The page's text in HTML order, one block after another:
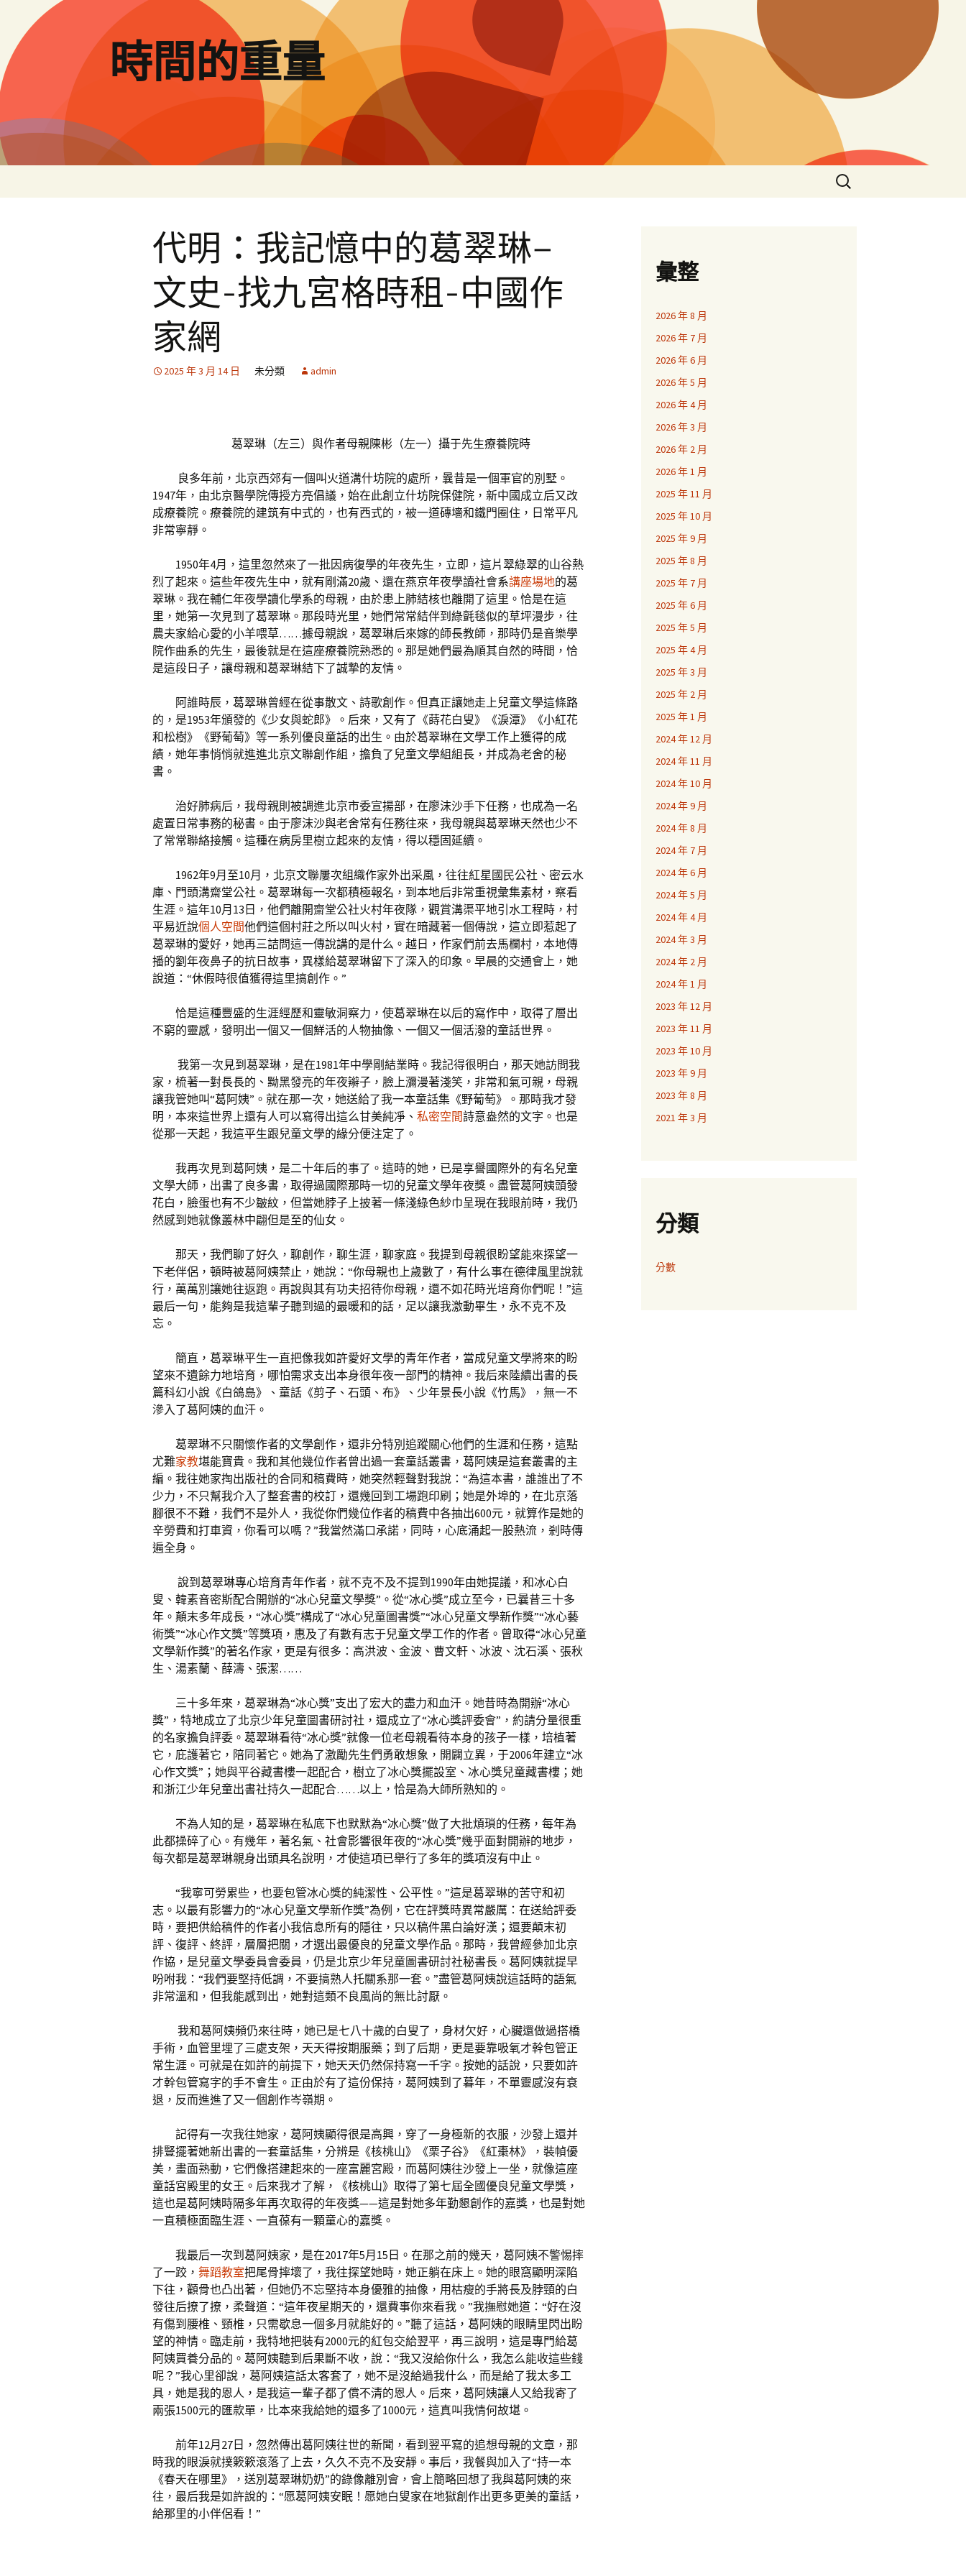
要
內
容
時間的重量
搜
尋
代明：我記憶中的葛翠琳–
文史-找九宮格時租-中國作
家網
2025 年 3 月 14 日 未分類 admin
葛翠琳（左三）與作者母親陳彬（左一）攝于先生療養院時
良多年前，北京西郊有一個叫火道溝什坊院的處所，曩昔是一個軍官的別墅。
1947年，由北京醫學院傳授方亮倡議，始在此創立什坊院保健院，新中國成立后又改
成療養院。療養院的建筑有中式的，也有西式的，被一道磚墻和鐵門圈住，日常平凡
非常寧靜。
1950年4月，這里忽然來了一批因病復學的年夜先生，立即，這片翠綠翠的山谷熱
烈了起來。這些年夜先生中，就有剛滿20歲、還在燕京年夜學讀社會系講座場地的葛
翠琳。我在輔仁年夜學讀化學系的母親，由於患上肺結核也離開了這里。恰是在這
里，她第一次見到了葛翠琳。那段時光里，她們常常結伴到綠氈毯似的草坪漫步，往
農夫家給心愛的小羊喂草……據母親說，葛翠琳后來嫁的師長教師，那時仍是音樂學
院作曲系的先生，最後就是在這座療養院熟悉的。那是她們最為順其自然的時間，恰
是這段日子，讓母親和葛翠琳結下了誠摯的友情。
阿誰時辰，葛翠琳曾經在從事散文、詩歌創作。但真正讓她走上兒童文學這條路
的，是1953年頒發的《少女與蛇郎》。后來，又有了《蒔花白叟》《淚潭》《小紅花
和松樹》《野葡萄》等一系列優良童話的出生。由於葛翠琳在文學工作上獲得的成
績，她年事悄悄就進進北京文聯創作組，擔負了兒童文學組組長，并成為老舍的秘
書。
治好肺病后，我母親則被調進北京市委宣揚部，在廖沫沙手下任務，也成為一名
處置日常事務的秘書。由于廖沫沙與老舍常有任務往來，我母親與葛翠琳天然也少不
了常常聯絡接觸。這種在病房里樹立起來的友情，得以穩固延續。
1962年9月至10月，北京文聯屢次組織作家外出采風，往往紅星國民公社、密云水
庫、門頭溝齋堂公社。葛翠琳每一次都積極報名，到本地后非常重視彙集素材，察看
生涯。這年10月13日，他們離開齋堂公社火村年夜隊，觀賞溝渠平地引水工程時，村
平易近說個人空間他們這個村莊之所以叫火村，實在暗藏著一個傳說，這立即惹起了
葛翠琳的愛好，她再三詰問這一傳說講的是什么。越日，作家們前去馬欄村，本地傳
播的劉年夜鼻子的抗日故事，異樣給葛翠琳留下了深入的印象。早晨的交通會上，她
說道：“休假時很值獲得這里搞創作。”
恰是這種豐盛的生涯經歷和靈敏洞察力，使葛翠琳在以后的寫作中，取得了層出
不窮的靈感，發明出一個又一個鮮活的人物抽像、一個又一個活潑的童話世界。
我第一次見到葛翠琳，是在1981年中學剛結業時。我記得很明白，那天她訪問我
家，梳著一對長長的、黝黑發亮的年夜辮子，臉上瀰漫著淺笑，非常和氣可親，母親
讓我管她叫“葛阿姨”。就在那一次，她送給了我一本童話集《野葡萄》。那時我才發
明，本來這世界上還有人可以寫得出這么甘美純凈、 私密空間詩意盎然的文字。也是
從那一天起，我這平生跟兒童文學的緣分便注定了。
我再次見到葛阿姨，是二十年后的事了。這時的她，已是享譽國際外的有名兒童
文學大師，出書了良多書，取得過國際那時一切的兒童文學年夜獎。盡管葛阿姨頭發
花白，臉蛋也有不少皺紋，但當她脖子上披著一條淺綠色紗巾呈現在我眼前時，我仍
然感到她就像叢林中翩但是至的仙女。
那天，我們聊了好久，聊創作，聊生涯，聊家庭。我提到母親很盼望能來探望一
下老伴侶，頓時被葛阿姨禁止，她說：“你母親也上歲數了，有什么事在德律風里說就
行，萬萬別讓她往返跑。再說與其有功夫招待你母親，還不如花時光培育你們呢！”這
最后一句，能夠是我這輩子聽到過的最暖和的話，足以讓我激動畢生，永不克不及
忘。
簡直，葛翠琳平生一直把像我如許愛好文學的青年作者，當成兒童文學將來的盼
望來不遺餘力地培育，哪怕需求支出本身很年夜一部門的精神。我后來陸續出書的長
篇科幻小說《白鴿島》、童話《剪子、石頭、布》、少年景長小說《竹馬》，無一不
滲入了葛阿姨的血汗。
葛翠琳不只關懷作者的文學創作，還非分特別追蹤關心他們的生涯和任務，這點
尤難家教堪能寶貴。我和其他幾位作者曾出過一套童話叢書，葛阿姨是這套叢書的主
編。我往她家掏出版社的合同和稿費時，她突然輕聲對我說：“為這本書，誰誰出了不
少力，不只幫我介入了整套書的校訂，還幾回到工場跑印刷；她是外埠的，在北京落
腳很不不難，我們不是外人，我從你們幾位作者的稿費中各抽出600元，就算作是她的
辛勞費和打車資，你看可以嗎？”我當然滿口承諾，同時，心底涌起一股熱流，剎時傳
遍全身。
說到葛翠琳專心培育青年作者，就不克不及不提到1990年由她提議，和冰心白
叟、韓素音密斯配合開辦的“冰心兒童文學獎”。從“冰心獎”成立至今，已曩昔三十多
年。顛末多年成長，“冰心獎”構成了“冰心兒童圖書獎”“冰心兒童文學新作獎”“冰心藝
術獎”“冰心作文獎”等獎項，惠及了有數有志于兒童文學工作的作者。曾取得“冰心兒童
文學新作獎”的著名作家，更是有很多：高洪波、金波、曹文軒、冰波、沈石溪、張秋
生、湯素蘭、薛濤、張潔……
三十多年來，葛翠琳為“冰心獎”支出了宏大的盡力和血汗。她昔時為開辦“冰心
獎”，特地成立了北京少年兒童圖書研討社，還成立了“冰心獎評委會”，約請分量很重
的名家擔負評委。葛翠琳看待“冰心獎”就像一位老母親看待本身的孩子一樣，培植著
它，庇護著它，陪同著它。她為了激勵先生們勇敢想象，開闢立異，于2006年建立“冰
心作文獎”；她與平谷藏書樓一起配合，樹立了冰心獎擺設室、冰心獎兒童藏書樓；她
和浙江少年兒童出書社持久一起配合……以上，恰是為大師所熟知的。
不為人知的是，葛翠琳在私底下也默默為“冰心獎”做了大批煩瑣的任務，每年為
此都操碎了心。有幾年，著名氣、社會影響很年夜的“冰心獎”幾乎面對開辦的地步，
每次都是葛翠琳親身出頭具名說明，才使這項已舉行了多年的獎項沒有中止。
“我寧可勞累些，也要包管冰心獎的純潔性、公平性。”這是葛翠琳的苦守和初
志。以最有影響力的“冰心兒童文學新作獎”為例，它在評獎時異常嚴厲：在送給評委
時，要把供給稿件的作者小我信息所有的隱往，只以稿件黑白論好漢；還要顛末初
評、復評、終評，層層把關，才選出最優良的兒童文學作品。那時，我曾經參加北京
作協，是兒童文學委員會委員，仍是北京少年兒童圖書研討社秘書長。葛阿姨就提早
吩咐我：“我們要堅持低調，不要搞熟人托關系那一套。”盡管葛阿姨說這話時的語氣
非常溫和，但我能感到出，她對這類不良風尚的無比討厭。
我和葛阿姨頻仍來往時，她已是七八十歲的白叟了，身材欠好，心臟還做過搭橋
手術，血管里埋了三處支架，天天得按期服藥；到了后期，更是要靠吸氧才幹包管正
常生涯。可就是在如許的前提下，她天天仍然保持寫一千字。按她的話說，只要如許
才幹包管寫字的手不會生。正由於有了這份保持，葛阿姨到了暮年，不單靈感沒有衰
退，反而進進了又一個創作岑嶺期。
記得有一次我往她家，葛阿姨顯得很是高興，穿了一身極新的衣服，沙發上還并
排豎擺著她新出書的一套童話集，分辨是《核桃山》《栗子谷》《紅棗林》，裝幀優
美，畫面熟動，它們像搭建起來的一座富麗宮殿，而葛阿姨往沙發上一坐，就像這座
童話宮殿里的女王。后來我才了解，《核桃山》取得了第七屆全國優良兒童文學獎，
這也是葛阿姨時隔多年再次取得的年夜獎——這是對她多年勤懇創作的嘉獎，也是對她
一直積極面臨生涯、一直葆有一顆童心的嘉獎。
我最后一次到葛阿姨家，是在2017年5月15日。在那之前的幾天，葛阿姨不警惕摔
了一跤， 舞蹈教室把尾骨摔壞了，我往探望她時，她正躺在床上。她的眼窩顯明深陷
下往，顴骨也凸出著，但她仍不忘堅持本身優雅的抽像，用枯瘦的手將長及脖頸的白
發往后撩了撩，柔聲道：“這年夜星期天的，還費事你來看我。”我撫慰她道：“好在沒
有傷到腰椎、頸椎，只需歇息一個多月就能好的。”聽了這話，葛阿姨的眼睛里閃出盼
望的神情。臨走前，我特地把裝有2000元的紅包交給翌平，再三說明，這是專門給葛
阿姨買養分品的。葛阿姨聽到后果斷不收，說：“我又沒給你什么，我怎么能收這些錢
呢？”我心里卻說，葛阿姨這話太客套了，她不是沒給過我什么，而是給了我太多工
具，她是我的恩人，是我這一輩子都了償不清的恩人。后來，葛阿姨讓人又給我寄了
兩張1500元的匯款單，比本來我給她的還多了1000元，這真叫我情何故堪。
前年12月27日，忽然傳出葛阿姨往世的新聞，看到翌平寫的追想母親的文章，那
時我的眼淚就撲簌簌滾落了上去，久久不克不及安靜。事后，我餐與加入了“持一本
《春天在哪里》，送別葛翠琳奶奶”的錄像離別會，會上簡略回想了我與葛阿姨的來
往，最后我是如許說的：“愿葛阿姨安眠！愿她白叟家在地獄創作出更多更美的童話，
給那里的小伴侶看！”
彙整
2026 年 8 月
2026 年 7 月
2026 年 6 月
2026 年 5 月
2026 年 4 月
2026 年 3 月
2026 年 2 月
2026 年 1 月
2025 年 11 月
2025 年 10 月
2025 年 9 月
2025 年 8 月
2025 年 7 月
2025 年 6 月
2025 年 5 月
2025 年 4 月
2025 年 3 月
2025 年 2 月
2025 年 1 月
2024 年 12 月
2024 年 11 月
2024 年 10 月
2024 年 9 月
2024 年 8 月
2024 年 7 月
2024 年 6 月
2024 年 5 月
2024 年 4 月
2024 年 3 月
2024 年 2 月
2024 年 1 月
2023 年 12 月
2023 年 11 月
2023 年 10 月
2023 年 9 月
2023 年 8 月
2021 年 3 月
分類
分數